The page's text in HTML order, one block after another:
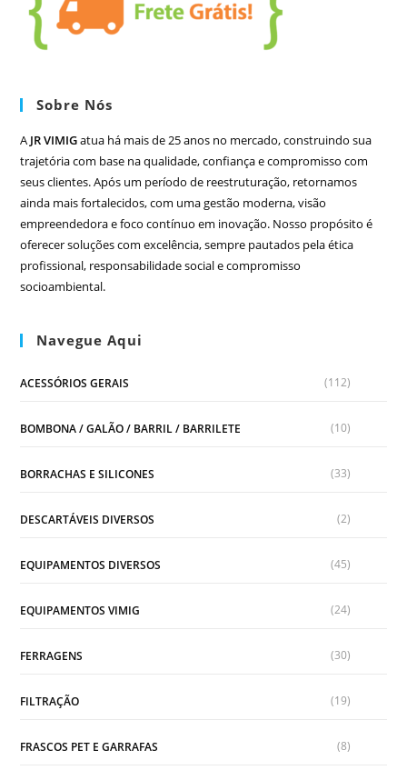
Sobre Nós
A JR VIMIGatua há mais de 25 anos no mercado, construindo sua
trajetória com base na qualidade, confiança e compromisso com
seus clientes. Após um período de reestruturação, retornamos
ainda mais fortalecidos, com uma gestão moderna, visão
empreendedora e foco contínuo em inovação. Nosso propósito é
oferecer soluções com excelência, sempre pautados pela ética
profissional, responsabilidade social e compromisso
socioambiental.
Navegue Aqui
ACESSÓRIOS GERAIS (112)
BOMBONA / GALÃO / BARRIL / BARRILETE (10)
BORRACHAS E SILICONES (33)
DESCARTÁVEIS DIVERSOS (2)
EQUIPAMENTOS DIVERSOS (45)
EQUIPAMENTOS VIMIG (24)
FERRAGENS (30)
FILTRAÇÃO (19)
FRASCOS PET E GARRAFAS (8)